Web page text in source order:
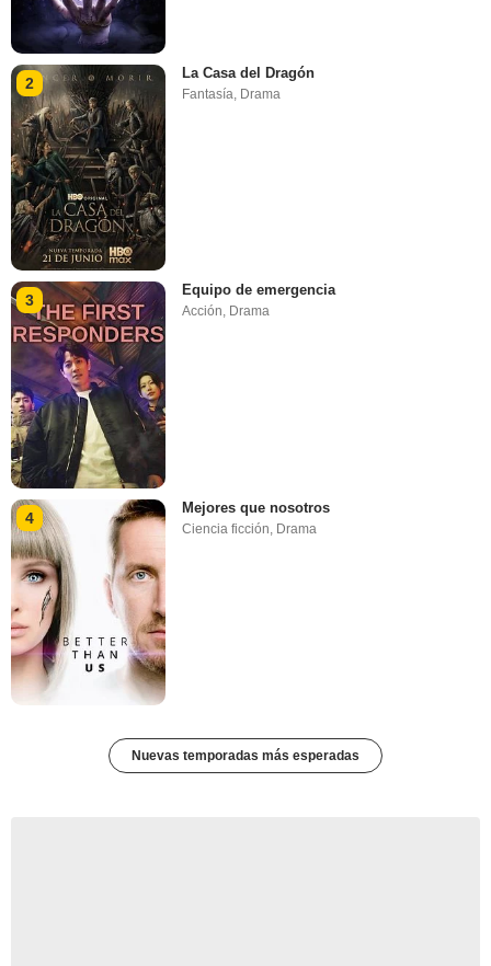
2
La Casa del Dragón
Fantasía, Drama
3
Equipo de emergencia
Acción, Drama
4
Mejores que nosotros
Ciencia ficción Drama
Nuevas temporadas más esperadas